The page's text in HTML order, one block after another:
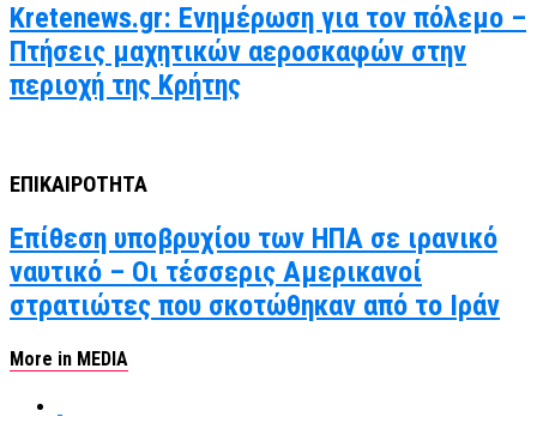
Kretenews.gr: Ενημέρωση για τον πόλεμο –
Πτήσεις μαχητικών αεροσκαφών στην
περιοχή της Κρήτης
ΕΠΙΚΑΙΡΟΤΗΤΑ
Επίθεση υποβρυχίου των ΗΠΑ σε ιρανικό
ναυτικό – Οι τέσσερις Αμερικανοί
στρατιώτες που σκοτώθηκαν από το Ιράν
More in MEDIA